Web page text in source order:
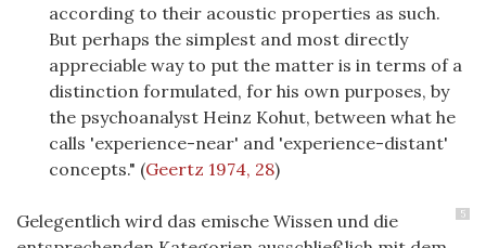
according to their acoustic properties as such.
But perhaps the simplest and most directly
appreciable way to put the matter is in terms of a
distinction formulated, for his own purposes, by
the psychoanalyst Heinz Kohut, between what he
calls 'experience-near' and 'experience-distant'
concepts." (Geertz 1974, 28)
5
Gelegentlich wird das emische Wissen und die